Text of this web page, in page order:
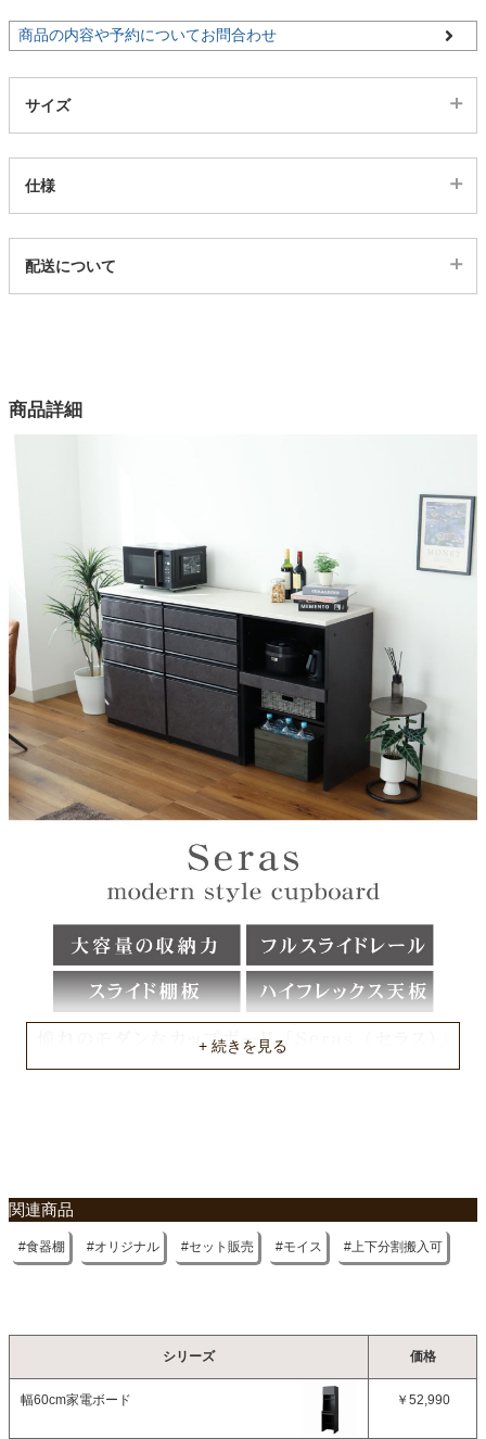
家電・照明器具
タワー
商品の内容や予約についてお問合わせ
サイズ
仕様
4ss04203916
1色
ダンパーレール、転倒防止ベルト
天板
DAP樹脂天板
原産国
中国
搬入に関して
上下分割で搬入ができます。
配送について
商品詳細
関連商品
食器棚 オリジナル セット販売 モイス 上下分割搬入可
シリーズ 価格
幅60cm家電ボード ￥52,990